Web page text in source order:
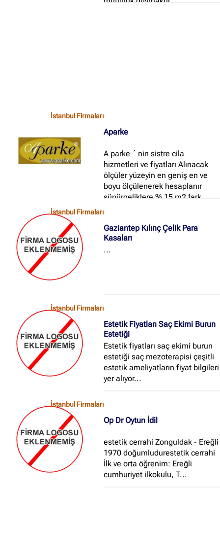
İstanbul Firmaları
Aparke
A parke ´ nin sistre cila
hizmetleri ve fiyatları Alınacak
ölçüler yüzeyin en geniş en ve
boyu ölçülenerek hesaplanır
süpürgeliklere % 15 m2 fark
kat 60 lık zımpara ile 2...
İstanbul Firmaları
Gaziantep Kılınç Çelik Para
Kasaları
...
İstanbul Firmaları
Estetik Fiyatları Saç Ekimi Burun
Estetiği
Estetik fiyatları saç ekimi burun
estetiği saç mezoterapisi çeşitli
estetik ameliyatların fiyat bilgileri
yer alıyor...
İstanbul Firmaları
Op Dr Oytun İdil
estetik cerrahi Zonguldak - Ereğli
1970 doğumludurestetik cerrahi
İlk ve orta öğrenim: Ereğli
cumhuriyet ilkokulu, T...